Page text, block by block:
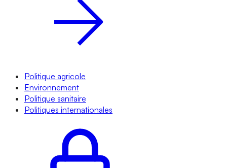
Politique agricole
Environnement
Politique sanitaire
Politiques internationales